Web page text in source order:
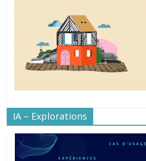
IA – Explorations